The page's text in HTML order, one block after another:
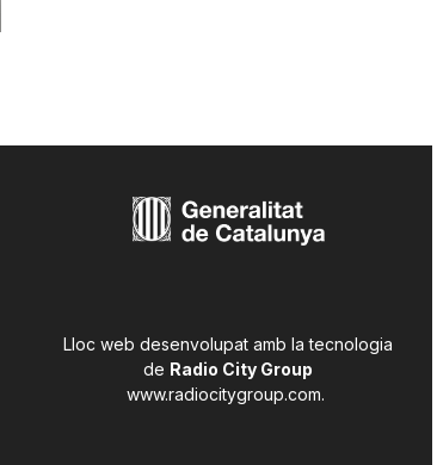
Lloc web desenvolupat amb la tecnologia
de Radio City Group
www.radiocitygroup.com.